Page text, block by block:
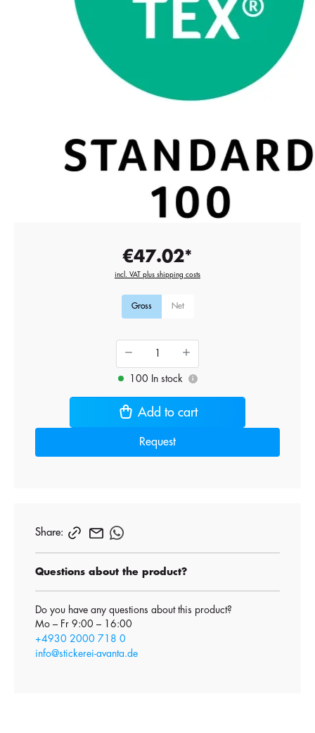
€47.02*
incl. VAT plus shipping costs
Gross Net
100 In stock i
Add to cart
Request
Share:
Questions about the product?
Do you have any questions about this product?
Mo – Fr 9:00 – 16:00
+4930 2000 718 0
info@stickerei-avanta.de